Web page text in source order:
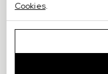
Cookies.